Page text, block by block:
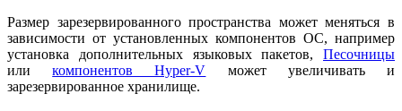
Размер зарезервированного пространства может меняться в
зависимости от установленных компонентов ОС, например
установка дополнительных языковых пакетов, Песочницы
иликомпонентов Hyper-V может увеличивать и
зарезервированное хранилище.